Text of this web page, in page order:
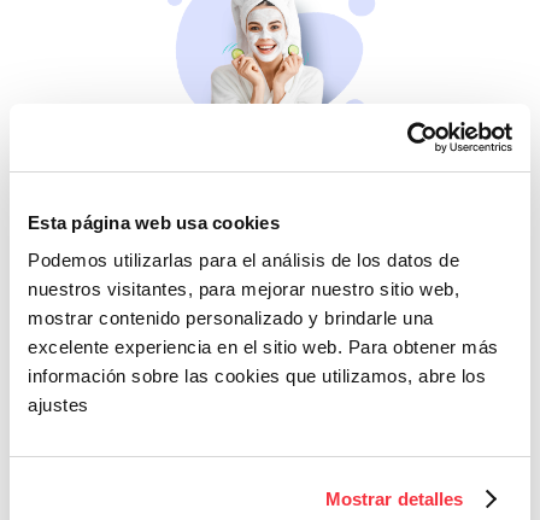
Esta página web usa cookies
Podemos utilizarlas para el análisis de los datos de
nuestros visitantes, para mejorar nuestro sitio web,
mostrar contenido personalizado y brindarle una
excelente experiencia en el sitio web. Para obtener más
información sobre las cookies que utilizamos, abre los
ajustes
Mostrar detalles
Belleza
Si no te mimas tú…
Adelántate a todos y